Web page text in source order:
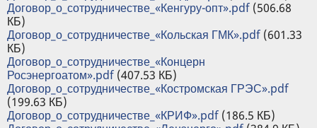
Договор_о_сотрудничестве_«Кенгуру-опт».pdf (506.68
КБ)
Договор_о_сотрудничестве_«Кольская ГМК».pdf (601.33
КБ)
Договор_о_сотрудничестве_«Концерн
Росэнергоатом».pdf (407.53 КБ)
Договор_о_сотрудничестве_«Костромская ГРЭС».pdf
(199.63 КБ)
Договор_о_сотрудничестве_«КРИФ».pdf (186.5 КБ)